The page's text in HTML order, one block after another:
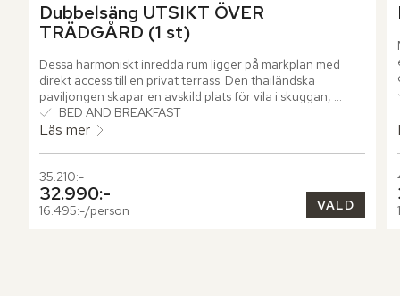
Dubbelsäng UTSIKT ÖVER
TRÄDGÅRD (1 st)
Dessa harmoniskt inredda rum ligger på markplan med
direkt access till en privat terrass. Den thailändska
paviljongen skapar en avskild plats för vila i skuggan,
medan den tropiska grönskan förstärker känslan av lugn
och närhet till naturen. Här bor upp till tre personer, varav
BED AND BREAKFAST
Läs mer
Tidigare pris,
35.210:-
Nuvarande pris,
32.990:-
16.495:-/person VALD